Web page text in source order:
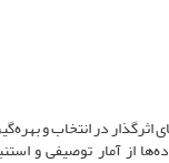
در انتخاب و